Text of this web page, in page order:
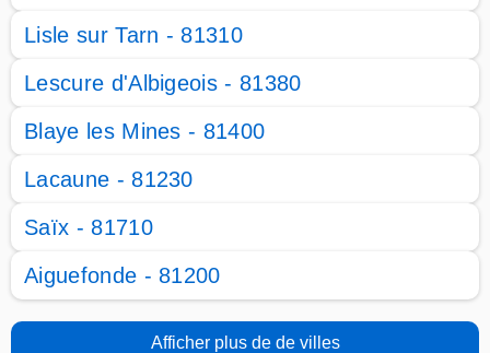
Lisle sur Tarn - 81310
Lescure d'Albigeois - 81380
Blaye les Mines - 81400
Lacaune - 81230
Saïx - 81710
Aiguefonde - 81200
Afficher plus de de villes